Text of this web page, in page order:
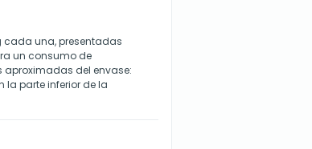
cada una, presentadas
un consumo de
aproximadas del envase:
la parte inferior de la